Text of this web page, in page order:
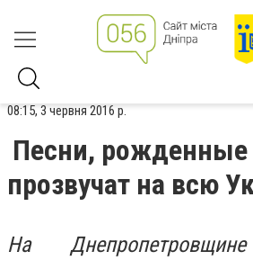
08:15, 3 червня 2016 р.
Песни, рожденные
прозвучат на всю
На